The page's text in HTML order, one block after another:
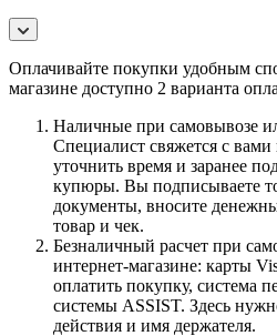
Оплачивайте покупки удобным
магазине доступно 2 варианта
Наличные при самовывозе
Специалист свяжется с
уточнить время и заранее
купюры. Вы подписываете
документы, вносите
товар и чек.
Безналичный расчет при
интернет-магазине: карты
оплатить покупку, система
системы ASSIST. Здесь
действия и имя держателя.